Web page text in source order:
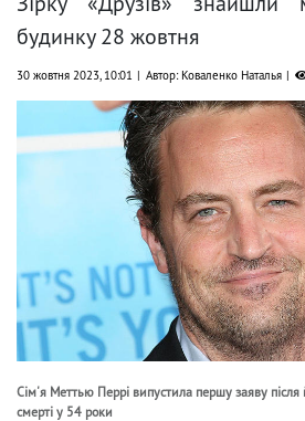
будинку 28 жовтня
30 жовтня 2023, 10:01 Автор: Коваленко Наталья
Сім'я Меттью Перрі випустила першу заяву після
смерті у 54 роки